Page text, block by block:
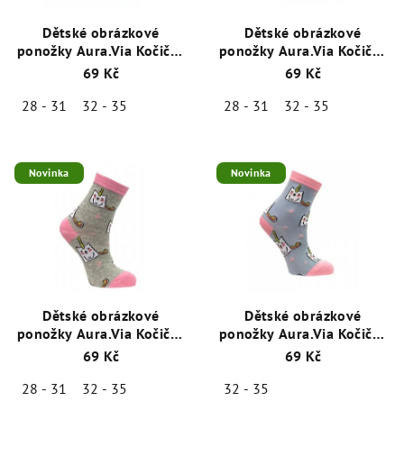
Dětské obrázkové
ponožky Aura.Via Kočička
Černá (85% bavlna)
69 Kč
28 - 31
32 - 35
Dětské obrázkové
ponožky Aura.Via Kočička
růžová (85% bavlna)
69 Kč
28 - 31
32 - 35
Novinka
Dětské obrázkové
ponožky Aura.Via Kočička
šedá (85% bavlna)
69 Kč
28 - 31
32 - 35
Novinka
Dětské obrázkové
ponožky Aura.Via Kočička
bledě modrá (85%
69 Kč
32 - 35